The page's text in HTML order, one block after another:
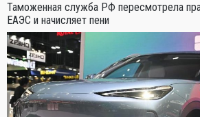
Таможенная служба РФ пересмотрела
ЕАЭС и начисляет пени